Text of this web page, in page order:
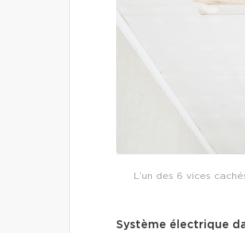
L’un des 6 vices
Système électrique